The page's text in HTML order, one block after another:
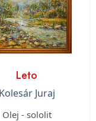
Leto
Kolesár Juraj
Olej - sololit